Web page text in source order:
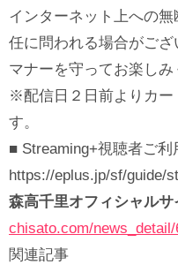
インターネット上への
任に問われる場合がござ
マナーを守ってお楽しみ
※配信日２日前よりカー
す。
■ Streaming+視聴者ご利
https://eplus.jp/sf/guide/
森高千里オフィシャルサ
chisato.com/news_detail/
関連記事